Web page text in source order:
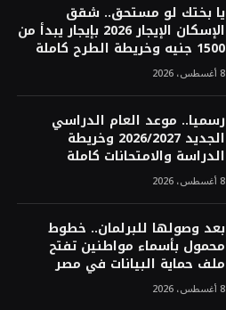
يا بختك لو مستحق.. شقق
الإسكان الإيجار 2026 بإيجار يبدأ من
1500 جنيه وخريطة الطرح كاملة
8 أغسطس، 2026
رسميا.. موعد العام الدراسي
الجديد 2026/2027 وخريطة
الدراسة والامتحانات كاملة
8 أغسطس، 2026
بعد وصولها للبرلمان.. خطوط
محمول بأسماء مواطنين تفتح
ملف حماية البيانات في مصر
8 أغسطس، 2026